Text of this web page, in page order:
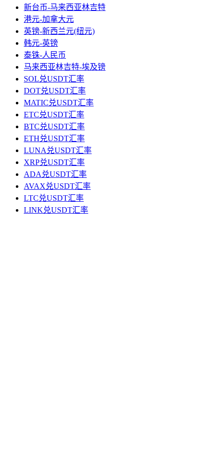
新台币-马来西亚林吉特
港元-加拿大元
英镑-新西兰元(纽元)
韩元-英镑
泰铢-人民币
马来西亚林吉特-埃及镑
SOL兑USDT汇率
DOT兑USDT汇率
MATIC兑USDT汇率
ETC兑USDT汇率
BTC兑USDT汇率
ETH兑USDT汇率
LUNA兑USDT汇率
XRP兑USDT汇率
ADA兑USDT汇率
AVAX兑USDT汇率
LTC兑USDT汇率
LINK兑USDT汇率